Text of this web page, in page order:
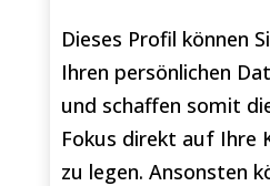
Dieses Profil können
Ihren persönlichen
und schaffen somit
Fokus direkt auf Ihre
zu legen. Ansonsten